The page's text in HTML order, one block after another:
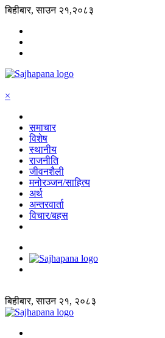
बिहीबार, साउन २१,२०८३
×
समाचार
विशेष
स्थानीय
राजनीति
जीवनशैली
मनोरञ्जन/साहित्य
अर्थ
अन्तरवार्ता
विचार/बहस
बिहीबार, साउन २१, २०८३